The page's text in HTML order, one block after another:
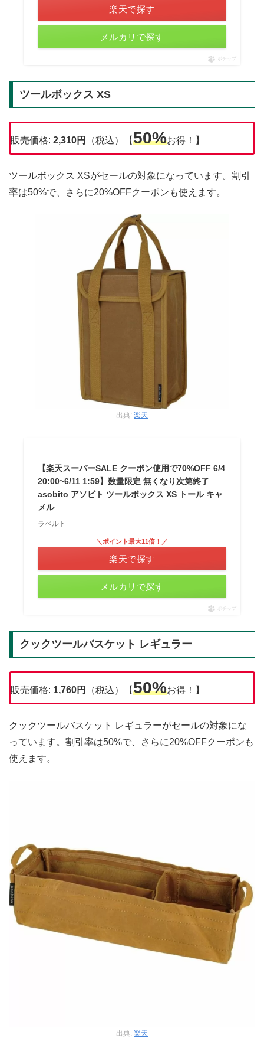
楽天で探す
メルカリで探す
ポチップ
ツールボックス XS
販売価格: 2,310円 （税込）【50%お得！】
ツールボックス XSがセールの対象になっています。割引
率は50%で、さらに20%OFFクーポンも使えます。
出典: 楽天
【楽天スーパーSALE クーポン使用で70%OFF 6/4
20:00~6/11 1:59】数量限定 無くなり次第終了
asobito アソビト ツールボックス XS トール キャ
メル
ラペルト
＼ポイント最大11倍！／
楽天で探す
メルカリで探す
ポチップ
クックツールバスケット レギュラー
販売価格: 1,760円 （税込）【50%お得！】
クックツールバスケット レギュラーがセールの対象にな
っています。割引率は50%で、さらに20%OFFクーポンも
使えます。
出典: 楽天